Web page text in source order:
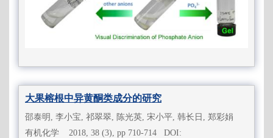
大果榕根中异黄酮类成分的研究
邵泰明, 李小宝, 祁翠翠, 陈光英, 宋小平, 韩长日, 郑彩娟
有机化学 2018, 38 (3), pp 710-714 DOI: